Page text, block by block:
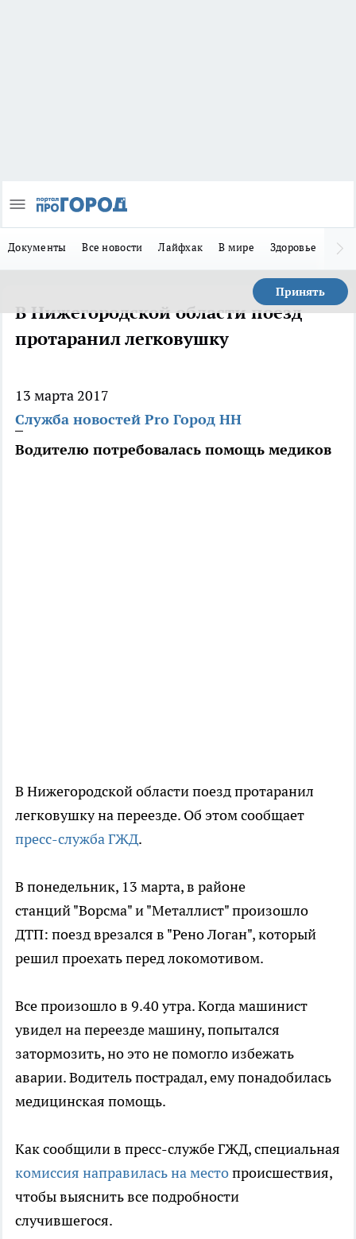
Документы Все новости Лайфхак В мире Здоровье
Принять
В Нижегородской области поезд
протаранил легковушку
13 марта 2017
Служба новостей Pro Город НН
Водителю потребовалась помощь медиков
В Нижегородской области поезд протаранил
легковушку на переезде. Об этом сообщает
пресс-служба ГЖД.
В понедельник, 13 марта, в районе
станций "Ворсма" и "Металлист" произошло
ДТП: поезд врезался в "Рено Логан", который
решил проехать перед локомотивом.
Все произошло в 9.40 утра. Когда машинист
увидел на переезде машину, попытался
затормозить, но это не помогло избежать
аварии. Водитель пострадал, ему понадобилась
медицинская помощь.
Как сообщили в пресс-службе ГЖД, специальная
комиссия направилась на местопроисшествия,
чтобы выяснить все подробности
случившегося.